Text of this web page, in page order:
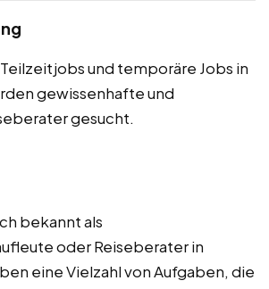
und temporäre Jobs in
gewissenhafte und
gesucht.
bekannt als
oder Reiseberater in
eine Vielzahl von Aufgaben, die